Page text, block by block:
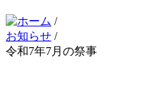
/
お知らせ /
令和7年7月の祭事